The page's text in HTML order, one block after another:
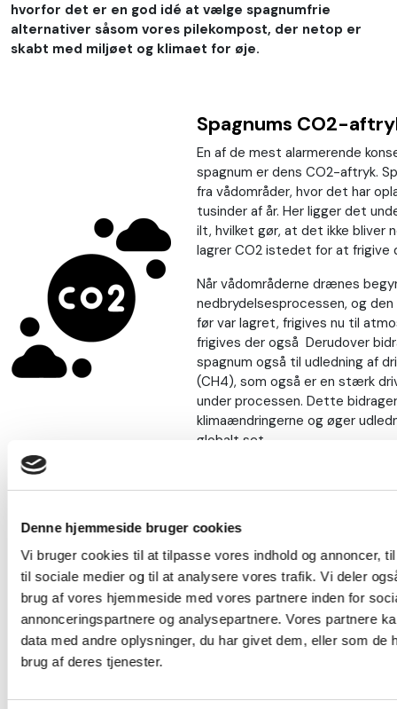
Denne hjemmeside bruger cookies
Vi bruger cookies til at tilpasse vores indhold og annoncer,
til sociale medier og til at analysere vores trafik. Vi deler
brug af vores hjemmeside med vores partnere inden for
annonceringspartnere og analysepartnere. Vores partnere
data med andre oplysninger, du har givet dem, eller som de
brug af deres tjenester.
hvorfor det er en god idé at vælge spagnumfrie
alternativer såsom vores pilekompost, der netop er
skabt med miljøet og klimaet for øje.
Spagnums CO2-
En af de mest alarmerende
spagnum er dens CO2-aftryk.
fra vådområder, hvor det har
tusinder af år. Her ligger det
ilt, hvilket gør, at det ikke bliver
lagrer CO2 istedet for at
Når vådområderne drænes
nedbrydelsesprocessen, og
før var lagret, frigives nu til
frigives der også Derudover
spagnum også til udledning af
(CH4), som også er en stærk
under processen. Dette
klimaændringerne og øger
globalt set.
Beskyttelse af
Moserne, hvor spagnumen
inklusive sjældne plante- og
Spagnum opbygges over
udvindes og forbruges langt
denne særlige naturtype med